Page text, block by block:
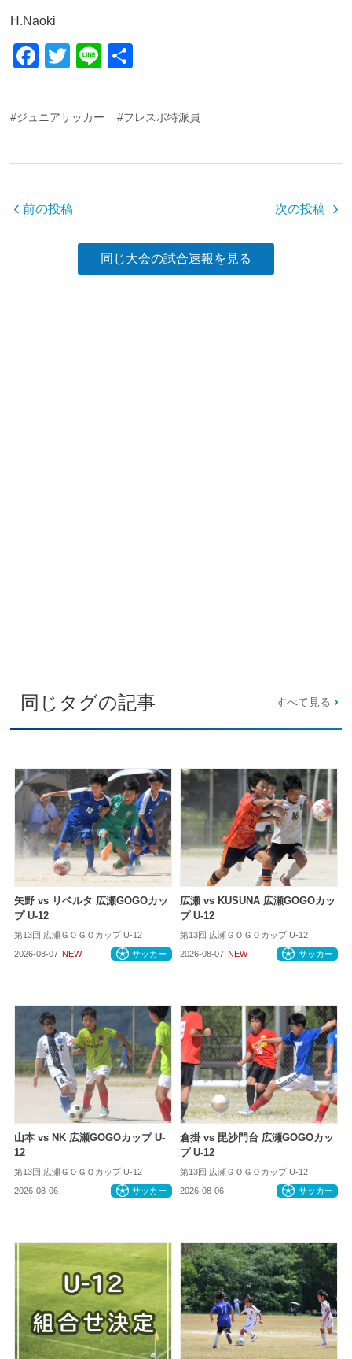
H.Naoki
F
c
e
b
o
T
er
Li 共
#ジュニアサッカー #フレスポ特派員
前の投稿 次の投稿
同じ大会の試合速報を見る
同じタグの記事 すべて見る
矢野 vs リベルタ 広瀬GOGOカッ
プ U-12
第13回 広瀬ＧＯＧＯカップ U-12
2026-08-07 NEW サッカー
広瀬 vs KUSUNA 広瀬GOGOカッ
プ U-12
第13回 広瀬ＧＯＧＯカップ U-12
2026-08-07 NEW サッカー
山本 vs NK 広瀬GOGOカップ U-
12
第13回 広瀬ＧＯＧＯカップ U-12
2026-08-06 サッカー
倉掛 vs 毘沙門台 広瀬GOGOカッ
プ U-12
第13回 広瀬ＧＯＧＯカップ U-12
2026-08-06 サッカー